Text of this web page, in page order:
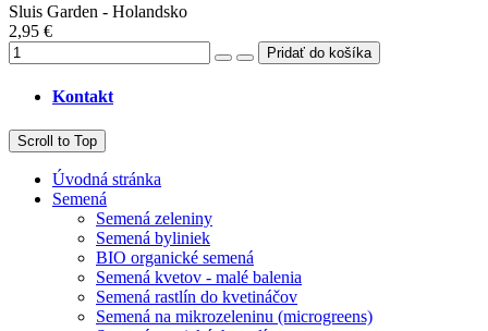
Sluis Garden - Holandsko
2,95 €
Kontakt
Scroll to Top
Úvodná stránka
Semená
Semená zeleniny
Semená byliniek
BIO organické semená
Semená kvetov - malé balenia
Semená rastlín do kvetináčov
Semená na mikrozeleninu (microgreens)